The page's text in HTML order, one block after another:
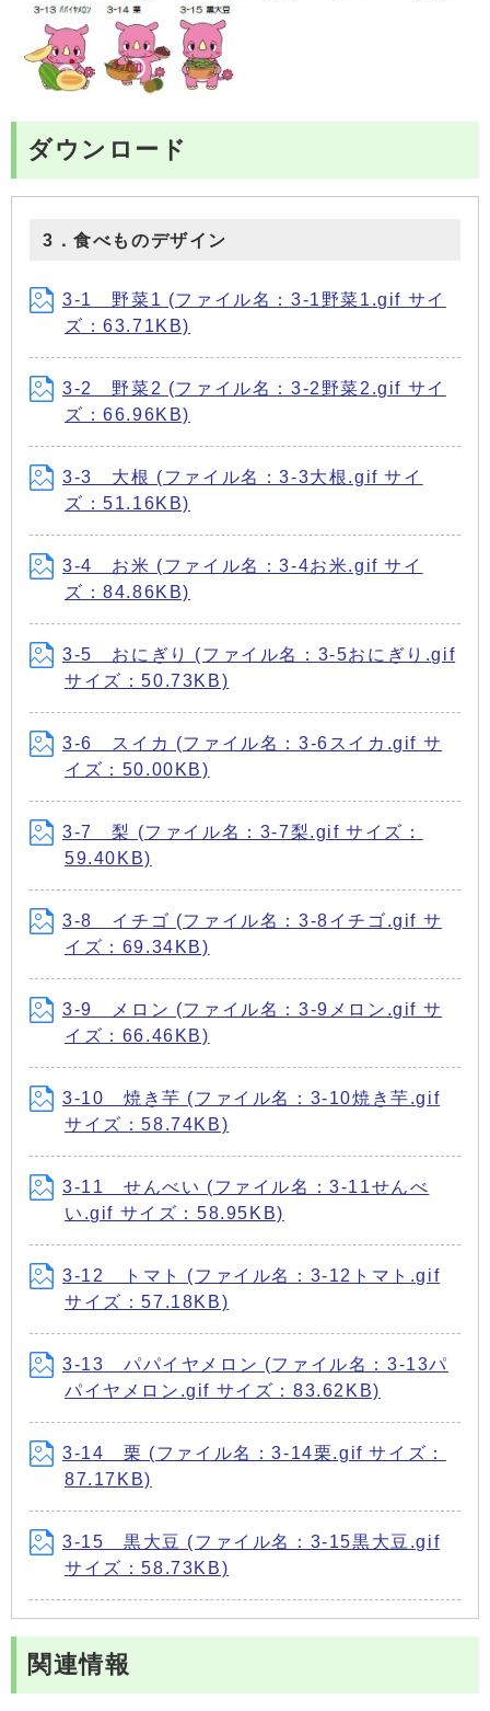
ダウンロード
3．食べものデザイン
3-1 野菜1 (ファイル名：3-1野菜1.gif サイ
ズ：63.71KB)
3-2 野菜2 (ファイル名：3-2野菜2.gif サイ
ズ：66.96KB)
3-3 大根 (ファイル名：3-3大根.gif サイ
ズ：51.16KB)
3-4 お米 (ファイル名：3-4お米.gif サイ
ズ：84.86KB)
3-5 おにぎり (ファイル名：3-5おにぎり.gif
サイズ：50.73KB)
3-6 スイカ (ファイル名：3-6スイカ.gif サ
イズ：50.00KB)
3-7 梨 (ファイル名：3-7梨.gif サイズ：
59.40KB)
3-8 イチゴ (ファイル名：3-8イチゴ.gif サ
イズ：69.34KB)
3-9 メロン (ファイル名：3-9メロン.gif サ
イズ：66.46KB)
3-10 焼き芋 (ファイル名：3-10焼き芋.gif
サイズ：58.74KB)
3-11 せんべい (ファイル名：3-11せんべ
い.gif サイズ：58.95KB)
3-12 トマト (ファイル名：3-12トマト.gif
サイズ：57.18KB)
3-13 パパイヤメロン (ファイル名：3-13パ
パイヤメロン.gif サイズ：83.62KB)
3-14 栗 (ファイル名：3-14栗.gif サイズ：
87.17KB)
3-15 黒大豆 (ファイル名：3-15黒大豆.gif
サイズ：58.73KB)
関連情報